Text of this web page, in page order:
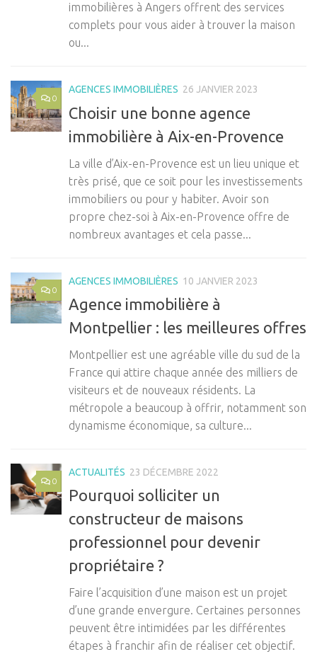
immobilières à Angers offrent des services
complets pour vous aider à trouver la maison
ou...
0
AGENCES IMMOBILIÈRES 26 JANVIER 2023
Choisir une bonne agence
immobilière à Aix-en-Provence
La ville d’Aix-en-Provence est un lieu unique et
très prisé, que ce soit pour les investissements
immobiliers ou pour y habiter. Avoir son
propre chez-soi à Aix-en-Provence offre de
nombreux avantages et cela passe...
0
AGENCES IMMOBILIÈRES 10 JANVIER 2023
Agence immobilière à
Montpellier : les meilleures offres
Montpellier est une agréable ville du sud de la
France qui attire chaque année des milliers de
visiteurs et de nouveaux résidents. La
métropole a beaucoup à offrir, notamment son
dynamisme économique, sa culture...
0
ACTUALITÉS 23 DÉCEMBRE 2022
Pourquoi solliciter un
constructeur de maisons
professionnel pour devenir
propriétaire ?
Faire l’acquisition d’une maison est un projet
d’une grande envergure. Certaines personnes
peuvent être intimidées par les différentes
étapes à franchir afin de réaliser cet objectif.